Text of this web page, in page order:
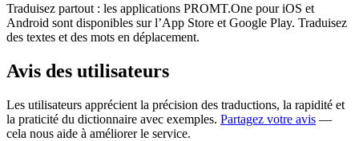
Traduisez partout : les applications PROMT.One pour iOS et
Android sont disponibles sur l’App Store et Google Play. Traduisez
des textes et des mots en déplacement.
Avis des utilisateurs
Les utilisateurs apprécient la précision des traductions, la rapidité et
la praticité du dictionnaire avec exemples. Partagez votre avis —
cela nous aide à améliorer le service.